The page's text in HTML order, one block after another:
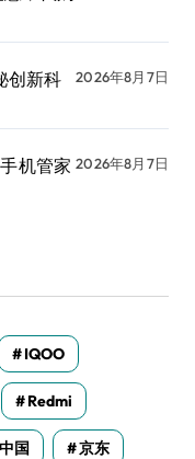
创新科
2026年8月7日
机管家 2026年8月7日
IQOO
Redmi
中国 京东